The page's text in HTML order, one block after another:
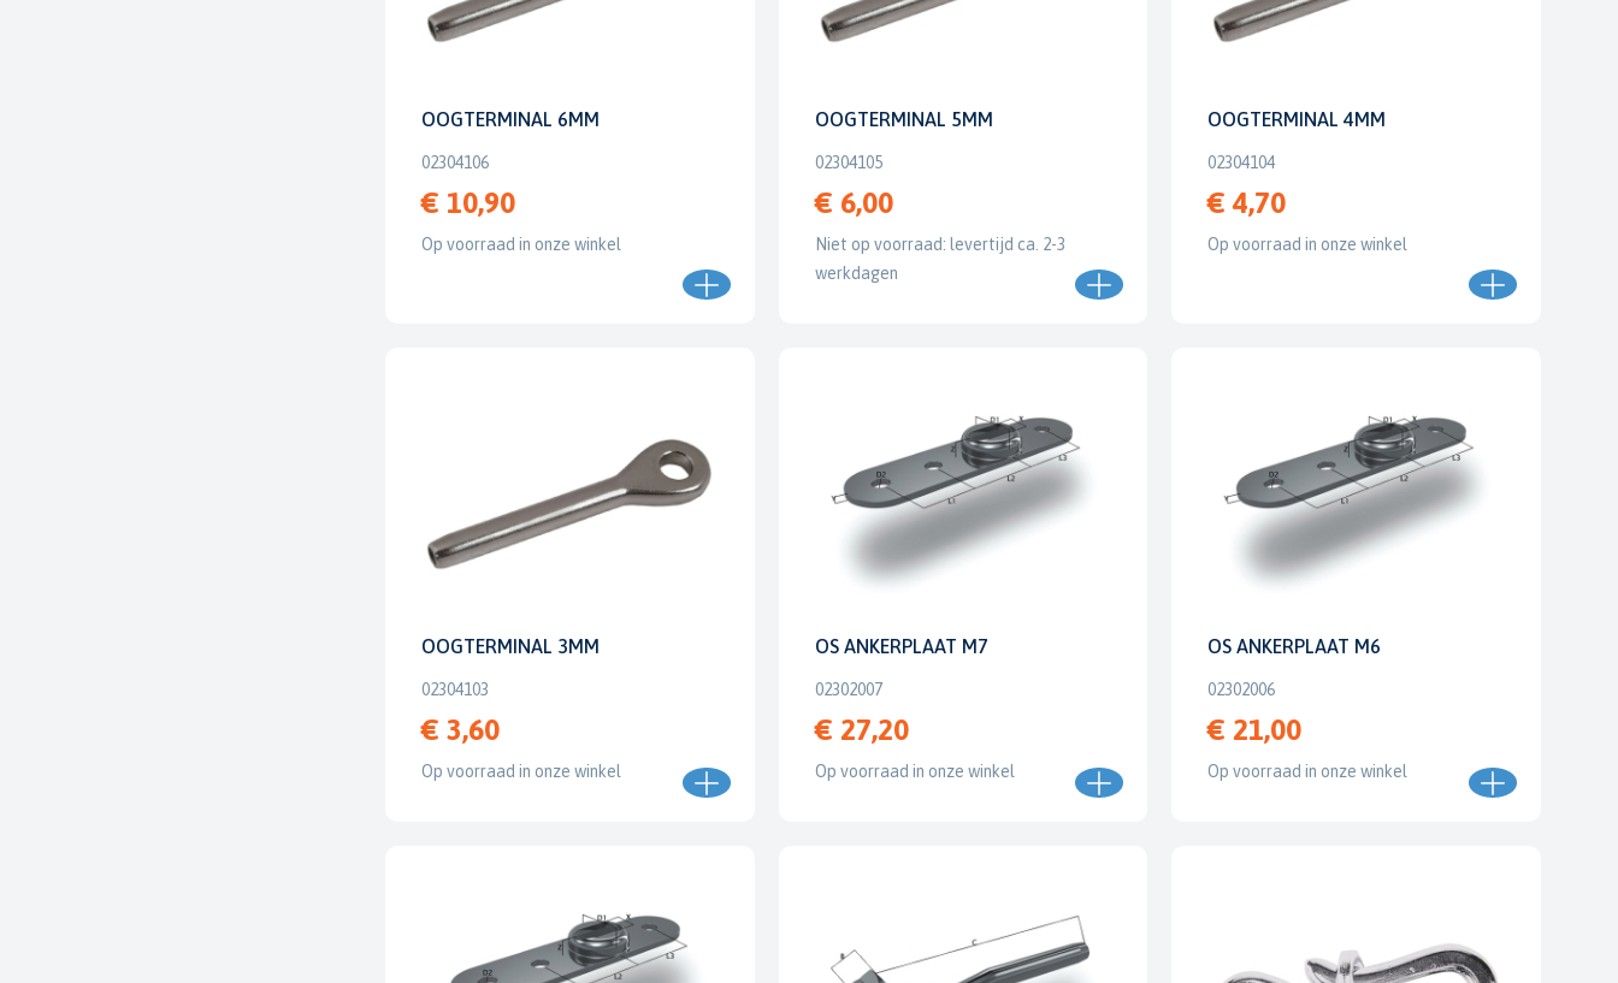
OOGTERMINAL 6MM
02304106
€ 10,90
Op voorraad in onze winkel
OOGTERMINAL 5MM
02304105
€ 6,00
Niet op voorraad: levertijd ca. 2-3
werkdagen
OOGTERMINAL 4MM
02304104
€ 4,70
Op voorraad in onze winkel
OOGTERMINAL 3MM
02304103
€ 3,60
Op voorraad in onze winkel
OS ANKERPLAAT M7
02302007
€ 27,20
Op voorraad in onze winkel
OS ANKERPLAAT M6
02302006
€ 21,00
Op voorraad in onze winkel